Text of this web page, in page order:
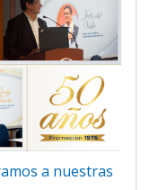
a nuestras